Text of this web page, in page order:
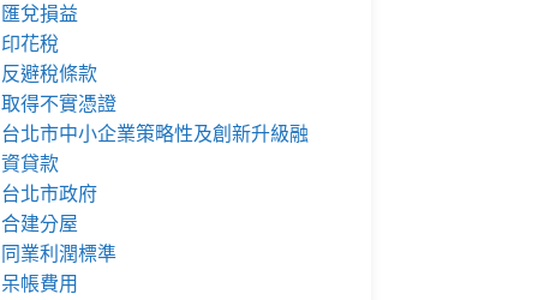
匯兌損益
印花稅
反避稅條款
取得不實憑證
台北市中小企業策略性及創新升級融
資貸款
台北市政府
合建分屋
同業利潤標準
呆帳費用